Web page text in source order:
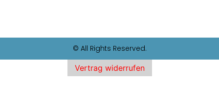
© All Rights Reserved.
Vertrag widerrufen